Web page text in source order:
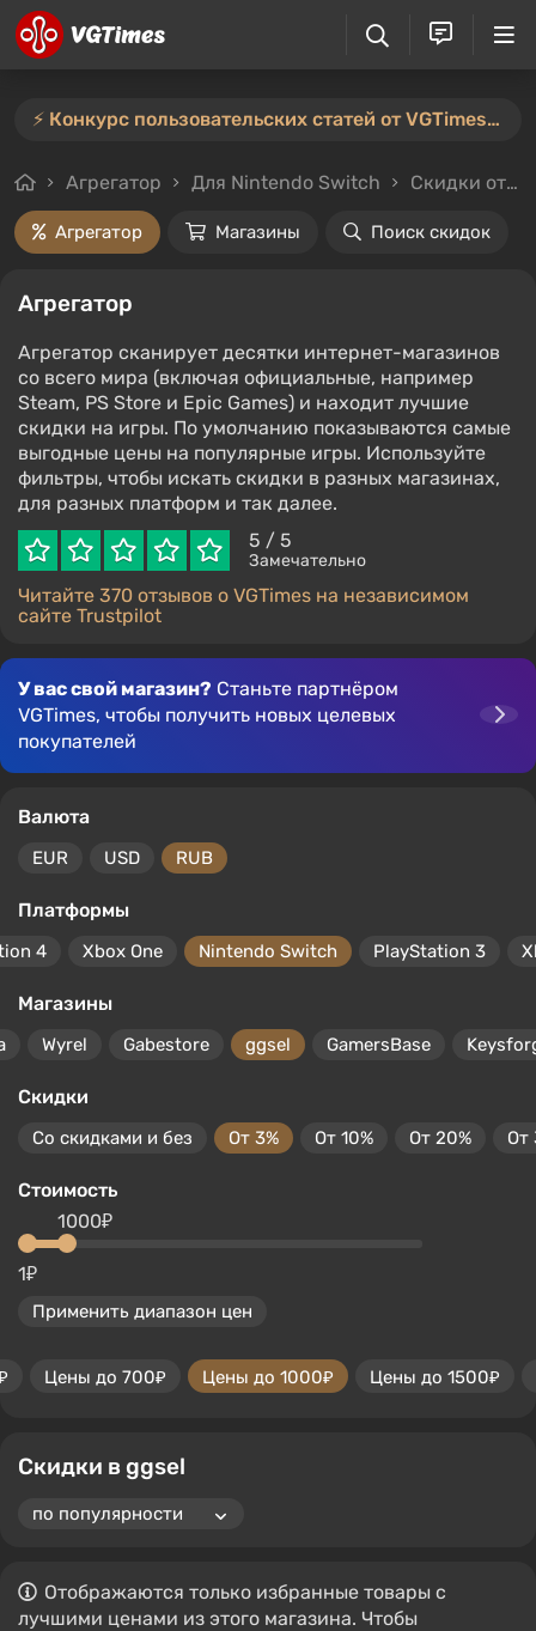
⚡️ Конкурс пользовательских статей от VGTimes продлён — участвуйте тут ⚡️
Агрегатор Для Nintendo Switch Скидки от 3%
Агрегатор Магазины Поиск скидок
Агрегатор
Агрегатор сканирует десятки интернет-магазинов
со всего мира (включая официальные, например
Steam, PS Store и Epic Games) и находит лучшие
скидки на игры. По умолчанию показываются самые
выгодные цены на популярные игры. Используйте
фильтры, чтобы искать скидки в разных магазинах,
для разных платформ и так далее.
5 / 5
Замечательно
Читайте 370 отзывов о VGTimes на независимом
сайте Trustpilot
У вас свой магазин? Станьте партнёром
VGTimes, чтобы получить новых целевых
покупателей
Валюта
EUR USD RUB
Платформы
4 Xbox One Nintendo Switch PlayStation 3
Магазины
Wyrel Gabestore ggsel GamersBase
Скидки
Со скидками и без От 3% От 10% От 20% От
Стоимость
1₽
1000₽
Применить диапазон цен
Цены до 700₽ Цены до 1000₽ Цены до 1500₽
Скидки в ggsel
Отображаются только избранные товары с
лучшими ценами из этого магазина. Чтобы